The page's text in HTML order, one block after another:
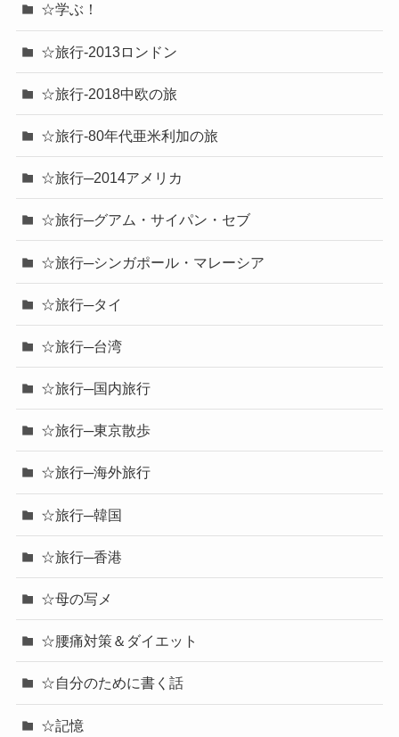
☆学ぶ！
☆旅行-2013ロンドン
☆旅行-2018中欧の旅
☆旅行-80年代亜米利加の旅
☆旅行─2014アメリカ
☆旅行─グアム・サイパン・セブ
☆旅行─シンガポール・マレーシア
☆旅行─タイ
☆旅行─台湾
☆旅行─国内旅行
☆旅行─東京散歩
☆旅行─海外旅行
☆旅行─韓国
☆旅行─香港
☆母の写メ
☆腰痛対策＆ダイエット
☆自分のために書く話
☆記憶